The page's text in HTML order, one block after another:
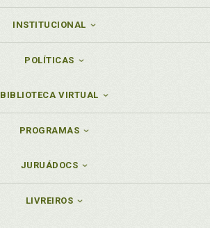
INSTITUCIONAL
POLÍTICAS
BIBLIOTECA VIRTUAL
PROGRAMAS
JURUÁDOCS
LIVREIROS